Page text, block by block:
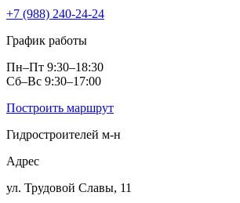
+7 (988) 240-24-24
График работы
Пн–Пт 9:30–18:30
Сб–Вс 9:30–17:00
Построить маршрут
Гидростроителей м‑н
Адрес
ул. Трудовой Славы, 11